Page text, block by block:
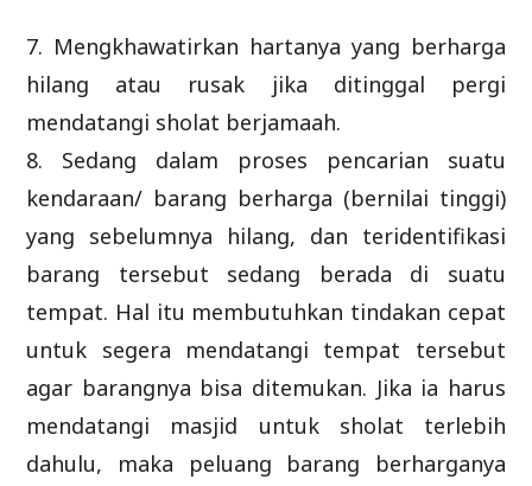
7. Mengkhawatirkan hartanya yang berharga
hilang atau rusak jika ditinggal pergi
mendatangi sholat berjamaah.
8. Sedang dalam proses pencarian suatu
kendaraan/ barang berharga (bernilai tinggi)
yang sebelumnya hilang, dan teridentifikasi
barang tersebut sedang berada di suatu
tempat. Hal itu membutuhkan tindakan cepat
untuk segera mendatangi tempat tersebut
agar barangnya bisa ditemukan. Jika ia harus
mendatangi masjid untuk sholat terlebih
dahulu, maka peluang barang berharganya